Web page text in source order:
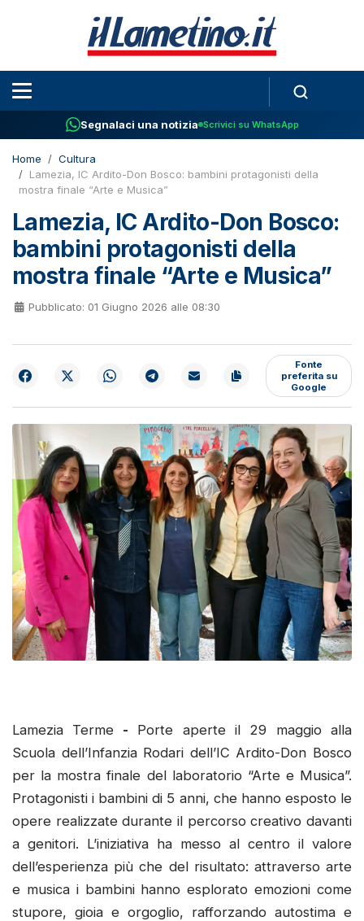
Segnalaci una notizia Scrivici su WhatsApp
Home
Cultura
Lamezia, IC Ardito-Don Bosco: bambini protagonisti della
mostra finale “Arte e Musica”
Lamezia, IC Ardito-Don Bosco:
bambini protagonisti della
mostra finale “Arte e Musica”
Pubblicato: 01 Giugno 2026 alle 08:30
Fonte
preferita su
Google
Lamezia Terme - Porte aperte il 29 maggio alla
Scuola dell’Infanzia Rodari dell’IC Ardito-Don Bosco
per la mostra finale del laboratorio “Arte e Musica”.
Protagonisti i bambini di 5 anni, che hanno esposto le
opere realizzate durante il percorso creativo davanti
a genitori. L’iniziativa ha messo al centro il valore
dell’esperienza più che del risultato: attraverso arte
e musica i bambini hanno esplorato emozioni come
stupore, gioia e orgoglio, rafforzando autostima e